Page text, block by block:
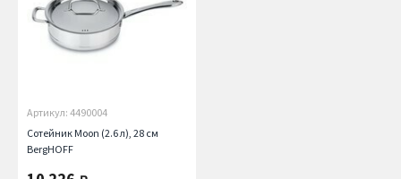
Артикул: 4490004
Сотейник Moon (2.6 л), 28 см
BergHOFF